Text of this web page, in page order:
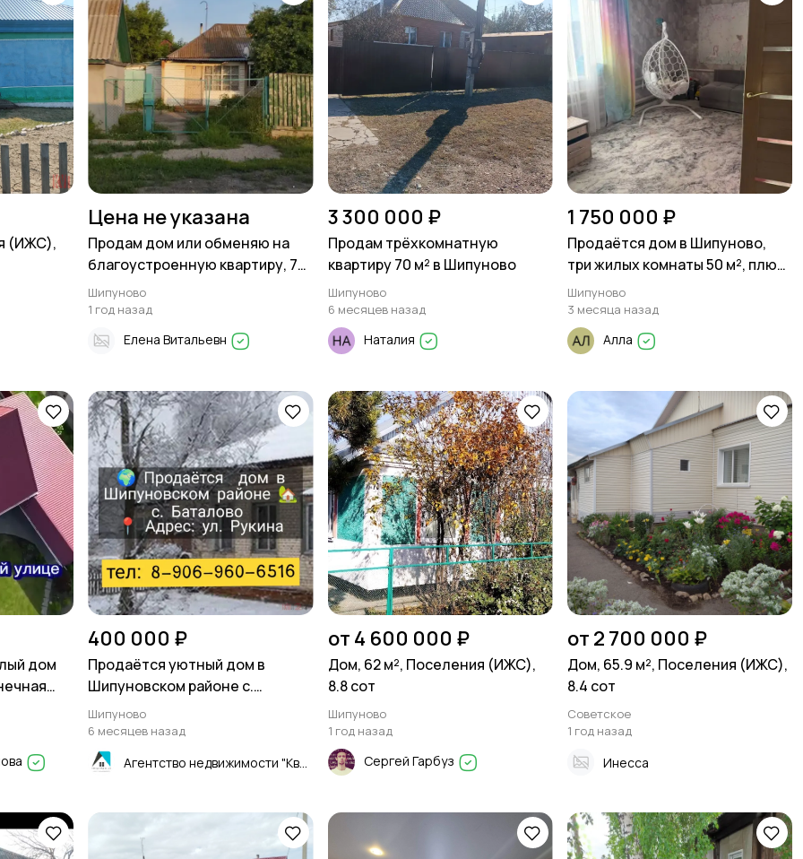
(ИЖС),
Цена не указана
Продам дом или обменяю на
благоустроенную квартиру, 75
м², Поселения (ИЖС), 12 сот в
Шипуново
Шипуново
1 год назад
Елена Витальевн
3 300 000 ₽
Продам трёхкомнатную
квартиру 70 м² в Шипуново
Шипуново
6 месяцев назад
Наталия
1 750 000 ₽
Продаётся дом в Шипуново,
три жилых комнаты 50 м², плюс
кухня и большой санузел с
топочной
Шипуново
3 месяца назад
Алла
дом
400 000 ₽
Продаётся уютный дом в
Шипуновском районе с.
Баталово 47,3 м²
Шипуново
6 месяцев назад
от 4 600 000 ₽
Дом, 62 м², Поселения (ИЖС),
8.8 сот
Шипуново
1 год назад
Сергей Гарбуз
от 2 700 000 ₽
Дом, 65.9 м², Поселения (ИЖС),
8.4 сот
Советское
1 год назад
Инесса